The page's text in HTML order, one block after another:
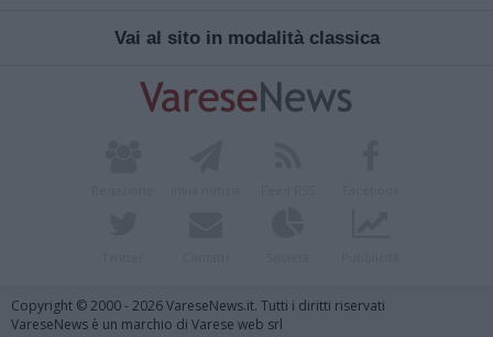
Vai al sito in modalità classica
Copyright © 2000 - 2026 VareseNews.it. Tutti i diritti riservati
VareseNews è un marchio di Varese web srl